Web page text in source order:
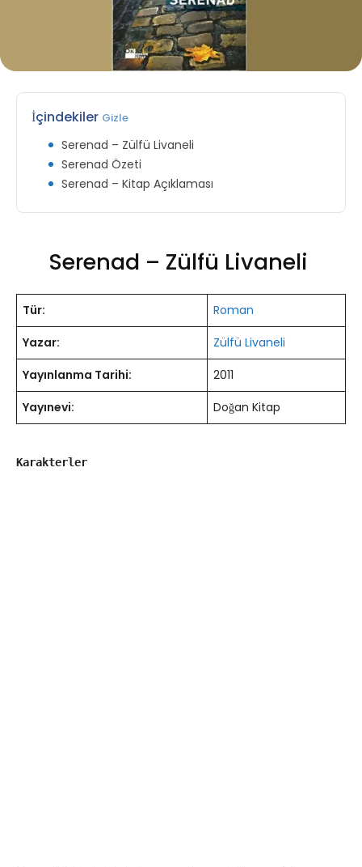
İçindekiler Gizle
Serenad – Zülfü Livaneli
Serenad Özeti
Serenad – Kitap Açıklaması
Serenad – Zülfü Livaneli
Tür:
Roman
Yazar:
Zülfü Livaneli
Yayınlanma Tarihi:
2011
Yayınevi:
Doğan Kitap
Karakterler